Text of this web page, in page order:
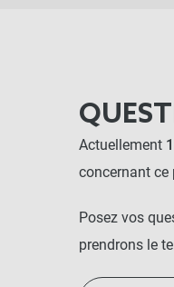
Actuellement
concernant ce
Posez vos
prendrons le